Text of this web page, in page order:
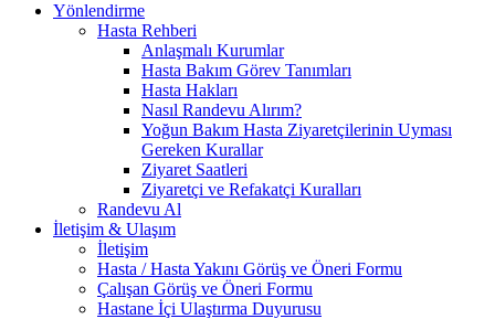
Yönlendirme
Hasta Rehberi
Anlaşmalı Kurumlar
Hasta Bakım Görev Tanımları
Hasta Hakları
Nasıl Randevu Alırım?
Yoğun Bakım Hasta Ziyaretçilerinin Uyması
Gereken Kurallar
Ziyaret Saatleri
Ziyaretçi ve Refakatçi Kuralları
Randevu Al
İletişim & Ulaşım
İletişim
Hasta / Hasta Yakını Görüş ve Öneri Formu
Çalışan Görüş ve Öneri Formu
Hastane İçi Ulaştırma Duyurusu